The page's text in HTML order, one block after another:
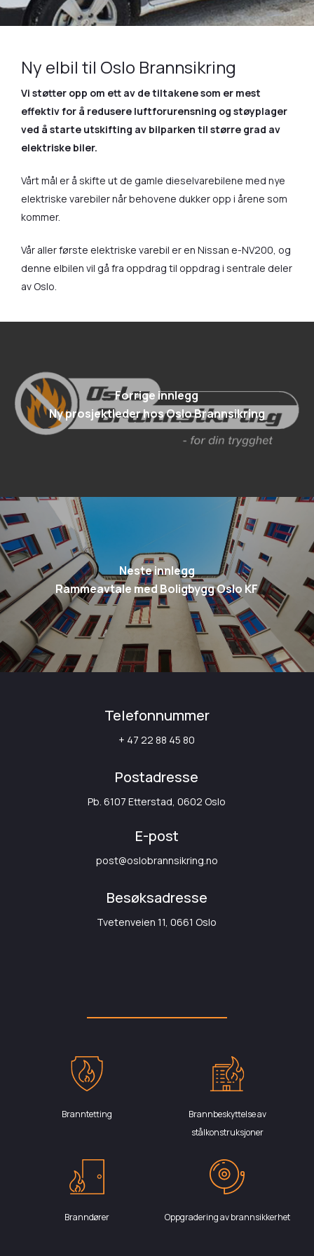
Ny elbil til Oslo Brannsikring
Vi støtter opp om ett av de tiltakene som er mest
effektiv for å redusere luftforurensning og støyplager
ved å starte utskifting av bilparken til større grad av
elektriske biler.
Vårt mål er å skifte ut de gamle dieselvarebilene med nye
elektriske varebiler når behovene dukker opp i årene som
kommer.
Vår aller første elektriske varebil er en Nissan e-NV200, og
denne elbilen vil gå fra oppdrag til oppdrag i sentrale deler
av Oslo.
Forrige innlegg
Ny prosjektleder hos Oslo Brannsikring
Neste innlegg
Rammeavtale med Boligbygg Oslo KF
Telefonnummer
+ 47 22 88 45 80
Postadresse
Pb. 6107 Etterstad, 0602 Oslo
E-post
post@oslobrannsikring.no
Besøksadresse
Tvetenveien 11, 0661 Oslo
Branntetting
Brannbeskyttelse av
stålkonstruksjoner
Branndører Oppgradering av brannsikkerhet